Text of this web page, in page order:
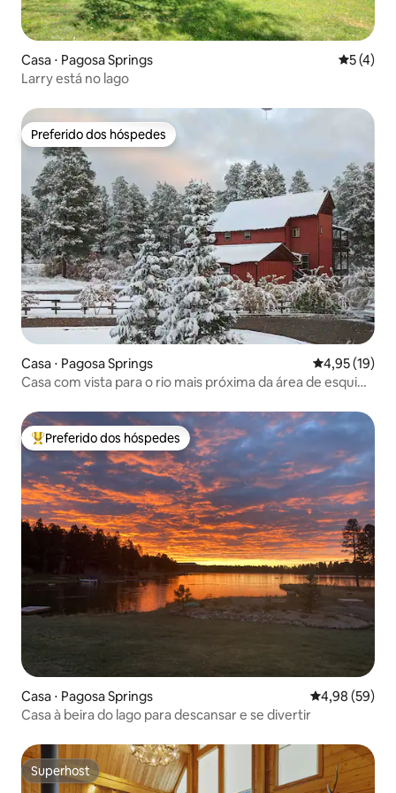
Casa ⋅ Pagosa Springs 5 de
5 (4)
Larry está no lago
Preferido dos hóspedes
Preferido dos hóspedes
Casa ⋅ Pagosa Springs 4,95 de uma
4,95 (19)
Casa com vista para o rio mais próxima da área de esqui
Entre os melhores preferidos dos hóspedes
Preferido dos hóspedes
Casa ⋅ Pagosa Springs 4,98 de uma
4,98 (59)
Casa à beira do lago para descansar e se divertir
Superhost
Superhost